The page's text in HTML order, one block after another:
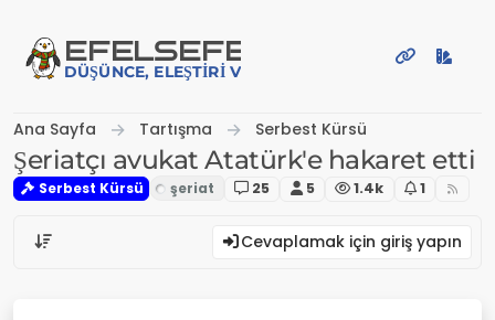
EFELSEFE
DÜŞÜNCE, ELEŞTIRI VE PAYLAŞIM PLATFORMU
Ana Sayfa Tartışma Serbest Kürsü
Şeriatçı avukat Atatürk'e hakaret etti
Serbest Kürsü 25 5 1.4k 1
Cevaplamak için giriş yapın